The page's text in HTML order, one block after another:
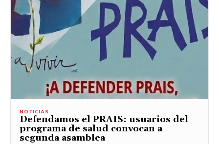
NOTICIAS
Defendamos el PRAIS: usuarios del
programa de salud convocan a
segunda asamblea